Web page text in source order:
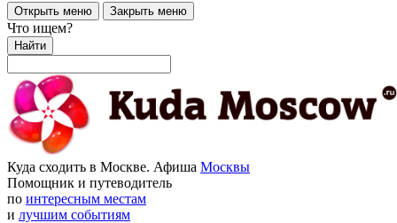
Открыть меню Закрыть меню
Что ищем?
Найти
Куда сходить в Москве. Афиша Москвы
Помощник и путеводитель
по интересным местам
и лучшим событиям